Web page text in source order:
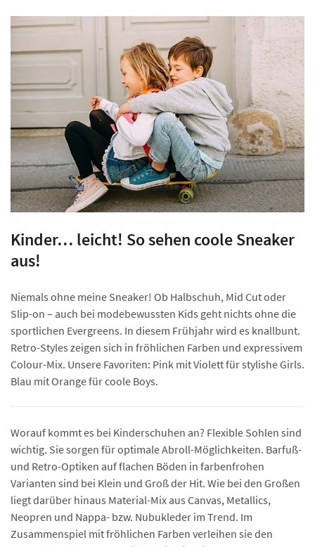
Kinder… leicht! So sehen coole Sneaker
aus!
Niemals ohne meine Sneaker! Ob Halbschuh, Mid Cut oder
Slip-on – auch bei modebewussten Kids geht nichts ohne die
sportlichen Evergreens. In diesem Frühjahr wird es knallbunt.
Retro-Styles zeigen sich in fröhlichen Farben und expressivem
Colour-Mix. Unsere Favoriten: Pink mit Violett für stylishe Girls.
Blau mit Orange für coole Boys.
Worauf kommt es bei Kinderschuhen an? Flexible Sohlen sind
wichtig. Sie sorgen für optimale Abroll-Möglichkeiten. Barfuß-
und Retro-Optiken auf flachen Böden in farbenfrohen
Varianten sind bei Klein und Groß der Hit. Wie bei den Großen
liegt darüber hinaus Material-Mix aus Canvas, Metallics,
Neopren und Nappa- bzw. Nubukleder im Trend. Im
Zusammenspiel mit fröhlichen Farben verleihen sie den